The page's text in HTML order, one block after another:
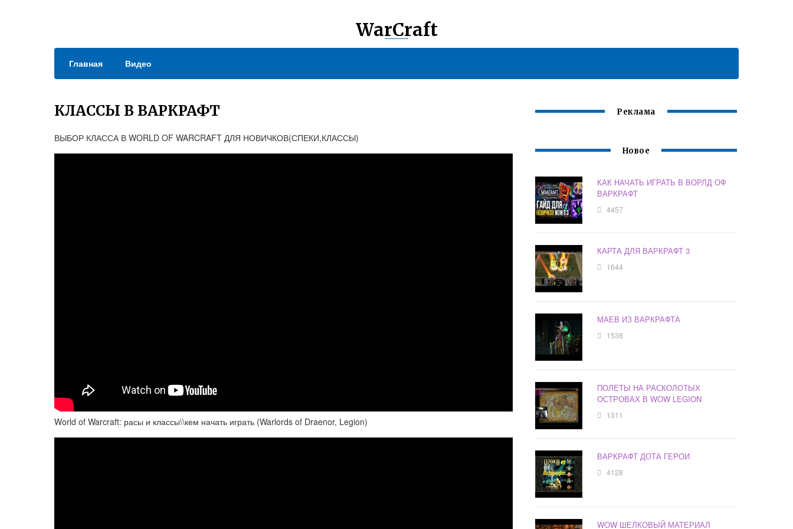
WarCraft
Главная Видео
КЛАССЫ В ВАРКРАФТ
ВЫБОР КЛАССА В WORLD OF WARCRAFT ДЛЯ НОВИЧКОВ(СПЕКИ,КЛАССЫ)
World of Warcraft: расы и классы\\кем начать играть (Warlords of Draenor, Legion)
Реклама
Новое
КАК НАЧАТЬ ИГРАТЬ В ВОРЛД ОФ
ВАРКРАФТ
4457
КАРТА ДЛЯ ВАРКРАФТ 3
1644
МАЕВ ИЗ ВАРКРАФТА
1538
ПОЛЕТЫ НА РАСКОЛОТЫХ
ОСТРОВАХ В WOW LEGION
1311
ВАРКРАФТ ДОТА ГЕРОИ
4128
WOW ШЕЛКОВЫЙ МАТЕРИАЛ